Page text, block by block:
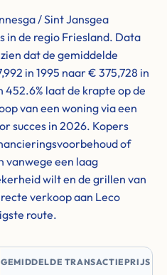
/ Sint Jansgea
in de regio Friesland. Data
dat de gemiddelde
in 1995 naar € 375,728 in
laat de krapte op de
van een woning via een
succes in 2026. Kopers
of
vanwege een laag
wilt en de grillen van
verkoop aan Leco
route.
GEMIDDELDE TRANSACTIEPRIJS